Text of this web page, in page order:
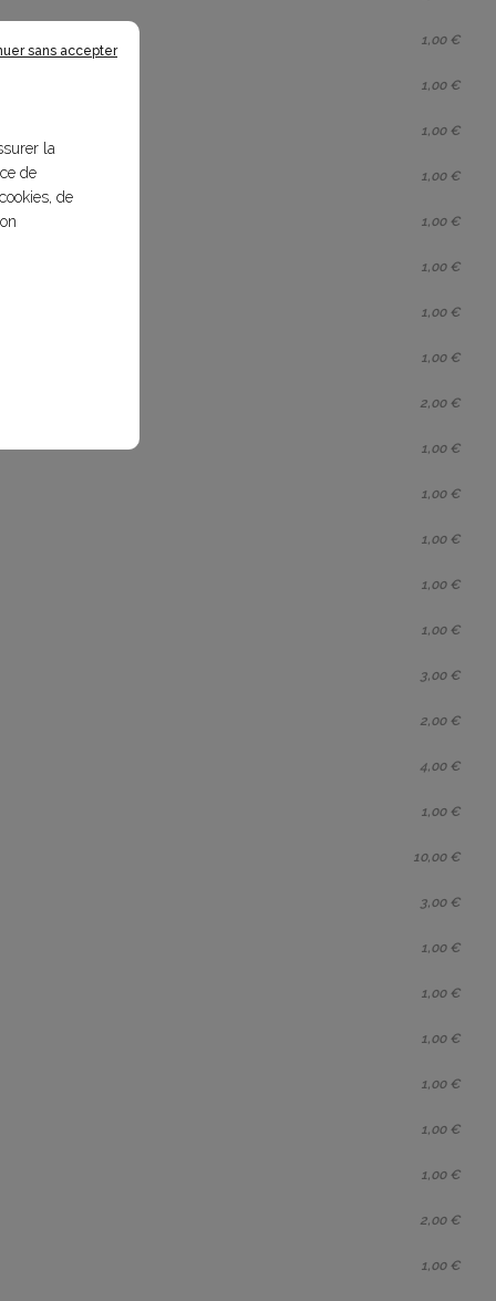
1,00 €
1,00 €
1,00 €
1,00 €
1,00 €
1,00 €
1,00 €
1,00 €
2,00 €
1,00 €
1,00 €
1,00 €
1,00 €
1,00 €
3,00 €
2,00 €
4,00 €
1,00 €
10,00 €
3,00 €
1,00 €
1,00 €
1,00 €
1,00 €
1,00 €
1,00 €
2,00 €
1,00 €
sans accepter
la
de
de